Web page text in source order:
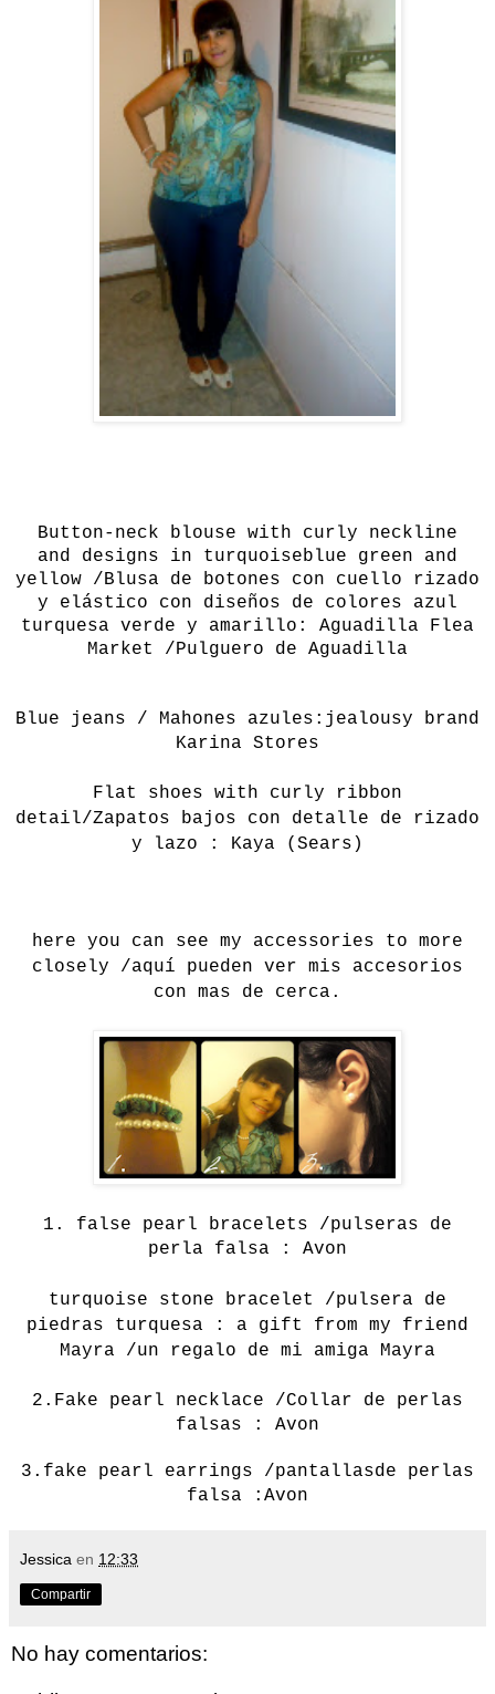
Button-neck blouse with curly neckline
and
designs in turquoiseblue
green and
yellow /Blusa de botones con cuello rizado
y elástico con diseños de colores azul
turquesa verde y amarillo: Aguadilla
Flea
Market /Pulguero de Aguadilla
Blue jeans / Mahones azules:jealousy brand
Karina Stores
Flat shoes with curly ribbon
detail/Zapatos bajos con detalle de rizado
y lazo : Kaya (Sears)
here you can see my accessories to more
closely /aquí pueden ver mis accesorios
con mas de cerca.
1. false pearl bracelets /pulseras de
perla falsa : Avon
turquoise stone bracelet /pulsera de
piedras turquesa : a gift from my friend
Mayra /un regalo de mi amiga Mayra
2. Fake
pearl necklace /Collar de perlas
falsas : Avon
3. fake pearl earrings /pantallasde perlas
falsa :Avon
Jessica en 12:33
Compartir
No hay comentarios: